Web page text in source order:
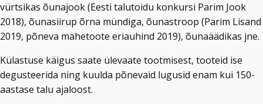
vürtsikas õunajook (Eesti talutoidu konkursi Parim Jook
2018), õunasiirup õrna mündiga, õunastroop (Parim Lisand
2019, põneva mahetoote eriauhind 2019), õunaäädikas jne.
Külastuse käigus saate ülevaate tootmisest, tooteid ise
degusteerida ning kuulda põnevaid lugusid enam kui 150-
aastase talu ajaloost.